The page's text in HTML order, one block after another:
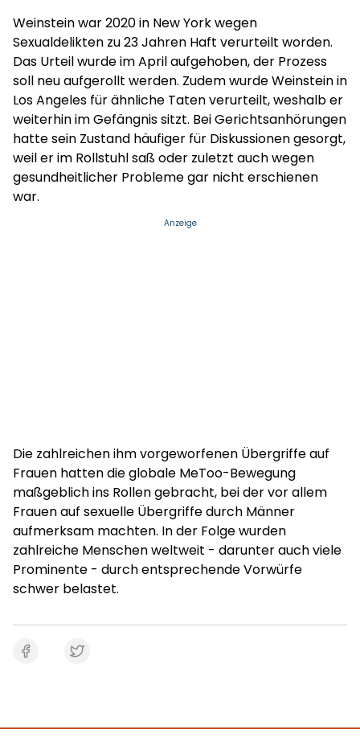
Weinstein war 2020 in New York wegen
Sexualdelikten zu 23 Jahren Haft verurteilt worden.
Das Urteil wurde im April aufgehoben, der Prozess
soll neu aufgerollt werden. Zudem wurde Weinstein in
Los Angeles für ähnliche Taten verurteilt, weshalb er
weiterhin im Gefängnis sitzt. Bei Gerichtsanhörungen
hatte sein Zustand häufiger für Diskussionen gesorgt,
weil er im Rollstuhl saß oder zuletzt auch wegen
gesundheitlicher Probleme gar nicht erschienen
war.
Anzeige
Die zahlreichen ihm vorgeworfenen Übergriffe auf
Frauen hatten die globale MeToo-Bewegung
maßgeblich ins Rollen gebracht, bei der vor allem
Frauen auf sexuelle Übergriffe durch Männer
aufmerksam machten. In der Folge wurden
zahlreiche Menschen weltweit - darunter auch viele
Prominente - durch entsprechende Vorwürfe
schwer belastet.